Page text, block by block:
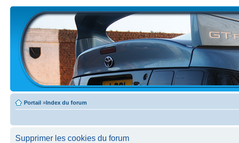
Portail »Index du forum
Supprimer les cookies du forum